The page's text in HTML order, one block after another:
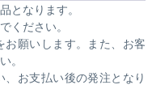
となります。
ください。
願いします。また、お客
。
お支払い後の発注となり